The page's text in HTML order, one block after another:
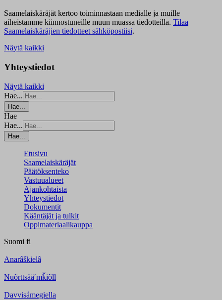
Saamelaiskäräjät kertoo toiminnastaan medialle ja muille
aiheistamme kiinnostuneille muun muassa tiedotteilla. Tilaa
Saamelaiskäräjien tiedotteet sähköpostiisi.
Näytä kaikki
Yhteystiedot
Näytä kaikki
Hae...
Hae...
Hae
Hae...
Hae...
Etusivu
Saamelaiskäräjät
Päätöksenteko
Vastuualueet
Ajankohtaista
Yhteystiedot
Dokumentit
Kääntäjät ja tulkit
Oppimateriaalikauppa
Suomi fi
Anarâškielâ
Nuõrttsääʹmǩiõll
Davvisámegiella